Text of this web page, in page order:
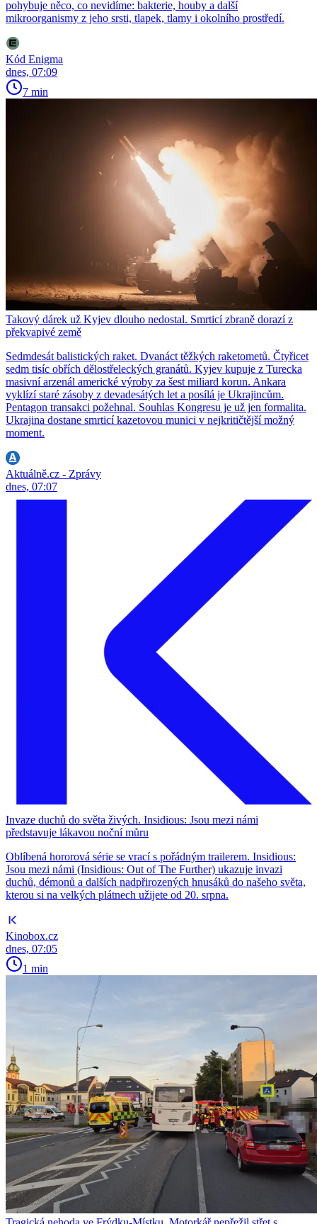
pohybuje něco, co nevidíme: bakterie, houby a další
mikroorganismy z jeho srsti, tlapek, tlamy i okolního prostředí.
Kód Enigma
dnes, 07:09
7 min
Takový dárek už Kyjev dlouho nedostal. Smrticí zbraně dorazí z
překvapivé země
Sedmdesát balistických raket. Dvanáct těžkých raketometů. Čtyřicet
sedm tisíc obřích dělostřeleckých granátů. Kyjev kupuje z Turecka
masivní arzenál americké výroby za šest miliard korun. Ankara
vyklízí staré zásoby z devadesátých let a posílá je Ukrajincům.
Pentagon transakci požehnal. Souhlas Kongresu je už jen formalita.
Ukrajina dostane smrticí kazetovou munici v nejkritičtější možný
moment.
Aktuálně.cz - Zprávy
dnes, 07:07
Invaze duchů do světa živých. Insidious: Jsou mezi námi
představuje lákavou noční můru
Oblíbená hororová série se vrací s pořádným trailerem. Insidious:
Jsou mezi námi (Insidious: Out of The Further) ukazuje invazi
duchů, démonů a dalších nadpřirozených hnusáků do našeho světa,
kterou si na velkých plátnech užijete od 20. srpna.
Kinobox.cz
dnes, 07:05
1 min